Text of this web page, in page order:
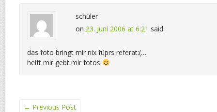
schüler
on 23. Juni 2006 at 6:21 said:
das foto bringt mir nix füprs referat:(….
helft mir gebt mir fotos
← Previous Post